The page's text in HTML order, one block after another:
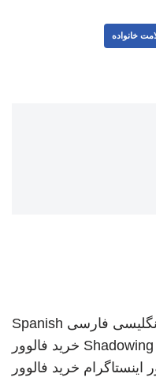
خانواده
فارسی Spanish
Shadowing خرید فالوور
اینستاگرام خرید فالوور